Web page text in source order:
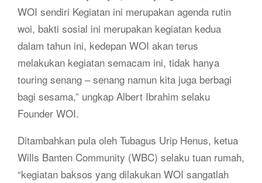
WOI sendiri Kegiatan ini merupakan agenda rutin
woi, bakti sosial ini merupakan kegiatan kedua
dalam tahun ini, kedepan WOI akan terus
melakukan kegiatan semacam ini, tidak hanya
touring senang – senang namun kita juga berbagi
bagi sesama,” ungkap Albert Ibrahim selaku
Founder WOI.
Ditambahkan pula oleh Tubagus Urip Henus, ketua
Wills Banten Community (WBC) selaku tuan rumah,
“kegiatan baksos yang dilakukan WOI sangatlah